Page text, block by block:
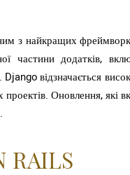
з найкращих
частини додатків,
Django відзначається
проектів. Оновлення,
RAILS